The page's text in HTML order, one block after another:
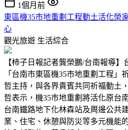
1個月前
東區機35市地重劃工程動土活化榮
心
觀光旅遊 生活綜合
【柿子日報記者龔榮鵬/台南報導
「台南市東區機35市地重劃工程」
哲主持，與各界貴賓共同祈福動土
哲表示，機35市地重劃將活化原台
台南鐵路地下化林森站及周邊公共
業、住宅、休憩與防災等多元機能